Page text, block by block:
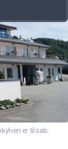
er til sals.